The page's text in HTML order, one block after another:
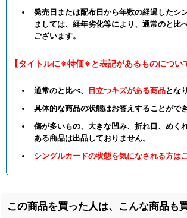
発売日または配布日から年数の経過したシ
ましては、経年劣化等により、通常のと比
ございます。
【タイトルに※特価※と表記があるものについ
通常のと比べ、 目立つキズがある商品とな
具体的な商品の状態はお答えすることができ
傷が多いもの、大きな凹み、折れ目、めく
ある商品は出品しておりません。
シングルカードの状態を気になされる方は
この商品を買った人は、こんな商品も